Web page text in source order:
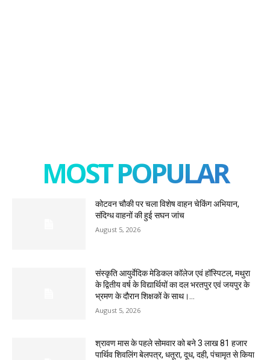
MOST POPULAR
कोटवन चौकी पर चला विशेष वाहन चेकिंग अभियान,
संदिग्ध वाहनों की हुई सघन जांच
August 5, 2026
संस्कृति आयुर्वेदिक मेडिकल कॉलेज एवं हॉस्पिटल, मथुरा
के द्वितीय वर्ष के विद्यार्थियों का दल भरतपुर एवं जयपुर के
भ्रमण के दौरान शिक्षकों के साथ।...
August 5, 2026
श्रावण मास के पहले सोमवार को बने 3 लाख 81 हजार
पार्थिव शिवलिंग बेलपत्र, धतूरा, दूध, दही, पंचामृत से किया